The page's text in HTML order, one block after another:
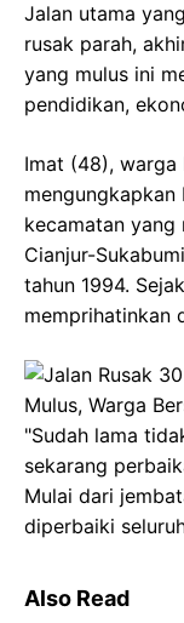
Jalan utama
rusak parah,
yang mulus ini
pendidikan,
Imat (48), warga
kecamatan yang
Cianjur-
tahun 1994.
memprihatinkan
"Sudah lama
sekarang
Mulai dari
diperbaiki
Also Read